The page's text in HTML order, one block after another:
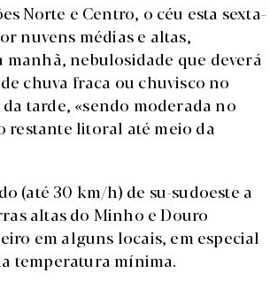
Norte e Centro, o céu esta sexta-
nuvens médias e altas,
nebulosidade que deverá
chuva fraca ou chuvisco no
tarde, «sendo moderada no
restante litoral até meio da
(até 30 km/h) de su-sudoeste a
altas do Minho e Douro
em alguns locais, em especial
temperatura mínima.